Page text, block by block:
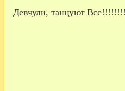
Девчули, танцуют